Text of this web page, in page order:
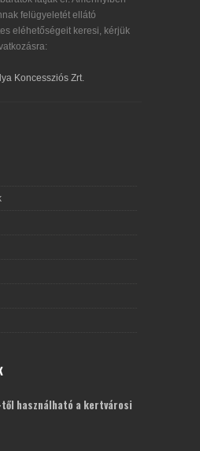
felügyeletét ellátó
eléhetőségeit keresi, kérjük
Koncessziós Zrt.
használható a kertvárosi